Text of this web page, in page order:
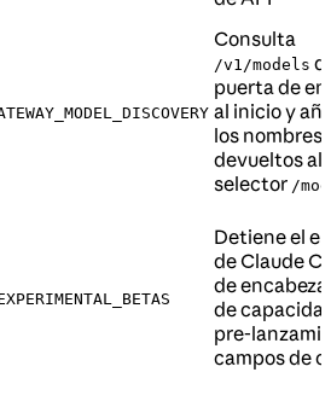
Consulta
/v1/models
puerta de
al inicio y
los nombres
devueltos al
selector /
Detiene el
de Claude
de
de
pre-
campos de